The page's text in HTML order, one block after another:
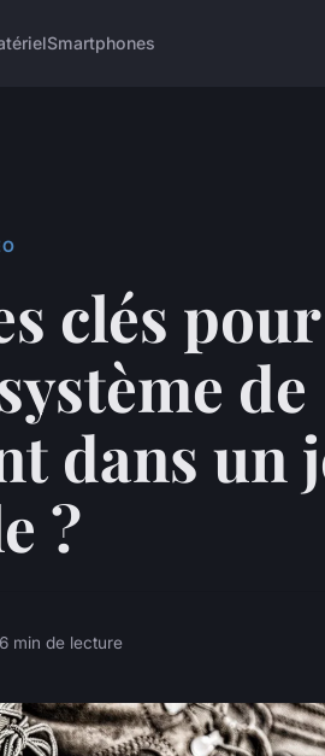
Smartphones
clés pour
de
dans un
?
6 min de lecture